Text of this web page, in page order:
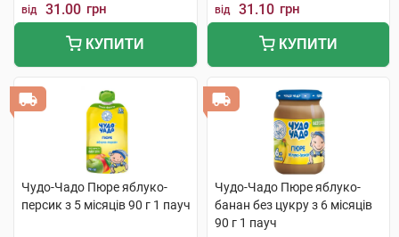
від 31.00 грн
КУПИТИ
від 31.10 грн
КУПИТИ
Чудо-Чадо Пюре яблуко-
персик з 5 місяців 90 г 1 пауч
Чудо-Чадо Пюре яблуко-
банан без цукру з 6 місяців
90 г 1 пауч